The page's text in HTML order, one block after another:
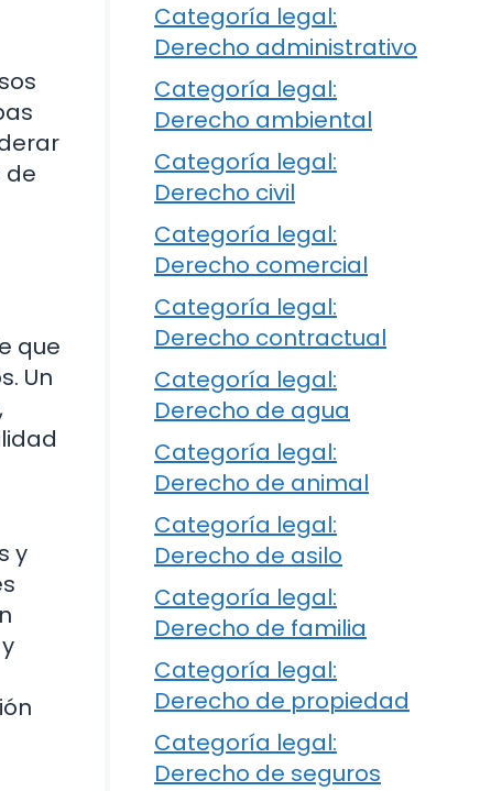
de
que
Un
y
Categoría legal:
Derecho administrativo
Categoría legal:
Derecho ambiental
Categoría legal:
Derecho civil
Categoría legal:
Derecho comercial
Categoría legal:
Derecho contractual
Categoría legal:
Derecho de agua
Categoría legal:
Derecho de animal
Categoría legal:
Derecho de asilo
Categoría legal:
Derecho de familia
Categoría legal:
Derecho de propiedad
Categoría legal:
Derecho de seguros